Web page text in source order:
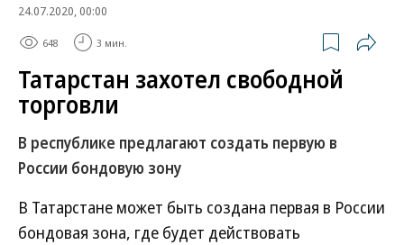
24.07.2020, 00:00
648 3 мин.
Татарстан захотел свободной
торговли
В республике предлагают создать первую в
России бондовую зону
В Татарстане может быть создана первая в России
бондовая зона, где будет действовать